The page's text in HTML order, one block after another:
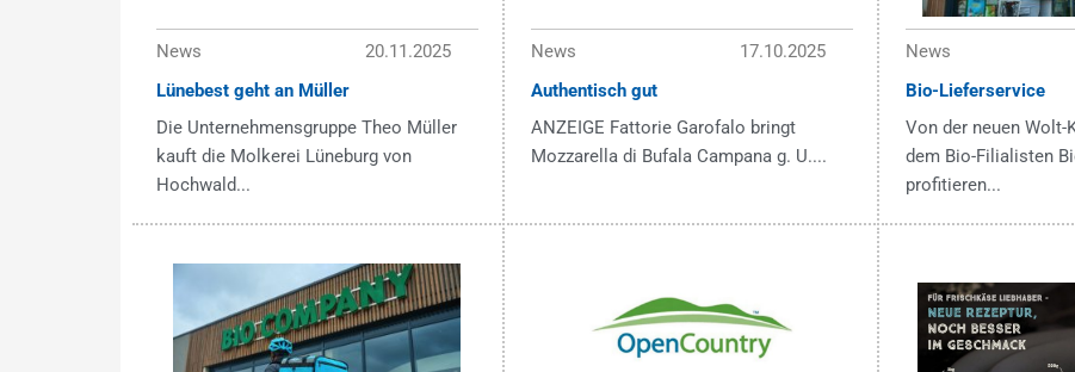
News
20.11.2025
Lünebest geht an Müller
Die Unternehmensgruppe Theo Müller
kauft die Molkerei Lüneburg von
Hochwald...
News
17.10.2025
Authentisch gut
ANZEIGE Fattorie Garofalo bringt
Mozzarella di Bufala Campana g. U....
News
Bio-Lieferservice
Von der neuen
dem Bio-Filialisten
profitieren...